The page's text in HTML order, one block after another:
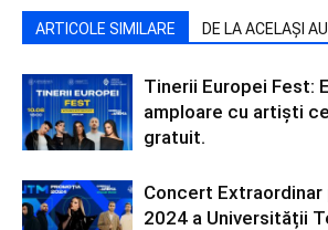
ARTICOLE SIMILARE DE LA ACELAȘI
Tinerii Europei Fest:
amploare cu artiști
gratuit.
Concert
2024 a Universității